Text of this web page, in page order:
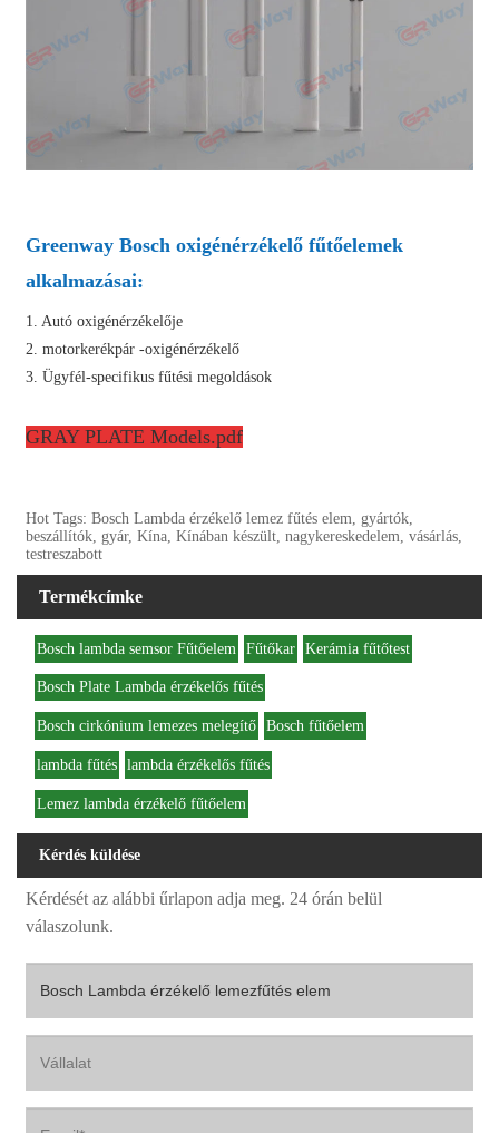
Greenway Bosch oxigénérzékelő fűtőelemek
alkalmazásai:
1. Autó oxigénérzékelője
2. motorkerékpár -oxigénérzékelő
3. Ügyfél-specifikus fűtési megoldások
GRAY PLATE Models.pdf
Hot Tags: Bosch Lambda érzékelő lemez fűtés elem, gyártók,
beszállítók, gyár, Kína, Kínában készült, nagykereskedelem, vásárlás,
testreszabott
Termékcímke
Bosch lambda semsor Fűtőelem Fűtőkar Kerámia fűtőtest
Bosch Plate Lambda érzékelős fűtés
Bosch cirkónium lemezes melegítő Bosch fűtőelem
lambda fűtés lambda érzékelős fűtés
Lemez lambda érzékelő fűtőelem
Kérdés küldése
Kérdését az alábbi űrlapon adja meg. 24 órán belül
válaszolunk.